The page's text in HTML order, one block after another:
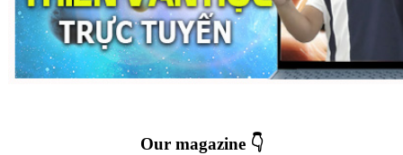
Our magazine 👇